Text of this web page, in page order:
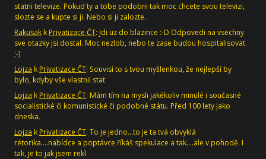
statni televize. Pokud ty a tobe podobni tak moc chcete svou televizi,
slozte se a kupte si ji. Nebo si ji zalozte.
Rakusak k Privatizace ČT: Jdi uz do blazince :-D Odpovedi na vsechny
sve otazky jsi dostal. Moc nezlob, nebo te zase budou hospitalisovat
;-)
Lojza k Privatizace ČT: Souvisí to s tvou myšlenkou, že nejlepší by
bylo, kdyby vše vlastnil stat
Lojza k Privatizace ČT: Mám tím na mysli jakékoliv minulé i současné
socialistické či komunistické či podobné státu. Před 100 lety jako
dneska.
Lojza k Privatizace ČT: To je jedno...to je ta tvá obvyklá
rétorika....nabídce a poptávce říkáš spekulace a tak....ale v pohodě. I
tak, je to jak jsem rekl